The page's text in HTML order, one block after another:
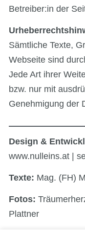
Betreiber:in der
Sämtliche Texte,
Webseite sind
Jede Art ihrer
bzw. nur mit
Genehmigung der
Design &
www.nulleins.at |
Texte: Mag. (FH)
Fotos:
Plattner